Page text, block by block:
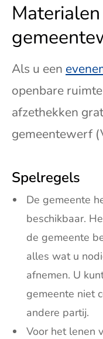
Als u een
openbare
afzethekken
gemeentewerf
Spelregels
De gemeente
beschikbaar.
de gemeente
alles wat u
afnemen. U
gemeente niet
andere partij.
Voor het lenen